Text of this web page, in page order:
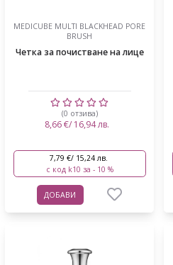
MEDICUBE MULTI BLACKHEAD PORE
BRUSH
Четка за почистване на лице
(0 отзива)
8,66 €/ 16,94 лв.
7,79 €/ 15,24 лв.
с код k10 за - 10 %
ДОБАВИ